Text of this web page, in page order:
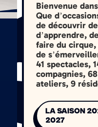
Bienvenue
Que
de découvrir
d’apprendre,
faire du
de
41 spectacles,
compagnies,
ateliers, 9
LA SAISON
2027